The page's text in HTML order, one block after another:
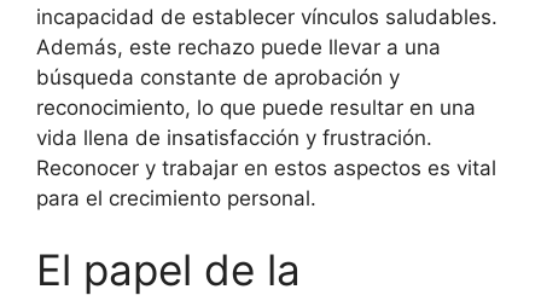
incapacidad de establecer vínculos saludables.
Además, este rechazo puede llevar a una
búsqueda constante de aprobación y
reconocimiento, lo que puede resultar en una
vida llena de insatisfacción y frustración.
Reconocer y trabajar en estos aspectos es vital
para el crecimiento personal.
El papel de la